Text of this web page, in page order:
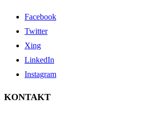
Facebook
Twitter
Xing
LinkedIn
Instagram
KONTAKT